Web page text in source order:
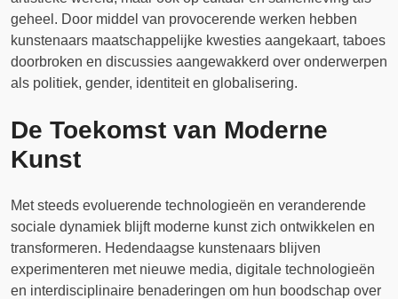
geheel. Door middel van provocerende werken hebben
kunstenaars maatschappelijke kwesties aangekaart, taboes
doorbroken en discussies aangewakkerd over onderwerpen
als politiek, gender, identiteit en globalisering.
De Toekomst van Moderne
Kunst
Met steeds evoluerende technologieën en veranderende
sociale dynamiek blijft moderne kunst zich ontwikkelen en
transformeren. Hedendaagse kunstenaars blijven
experimenteren met nieuwe media, digitale technologieën
en interdisciplinaire benaderingen om hun boodschap over